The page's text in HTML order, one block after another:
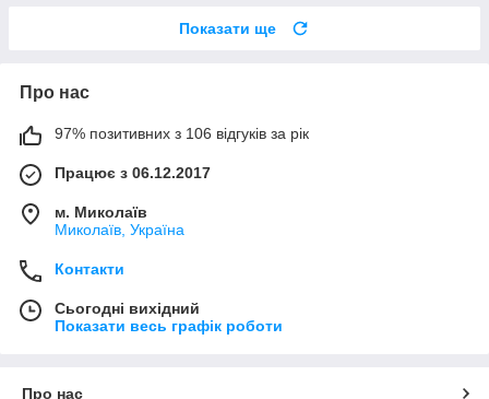
Показати ще
Про нас
97% позитивних з 106 відгуків за рік
Працює з 06.12.2017
м. Миколаїв
Миколаїв, Україна
Контакти
Сьогодні вихідний
Показати весь графік роботи
Про нас